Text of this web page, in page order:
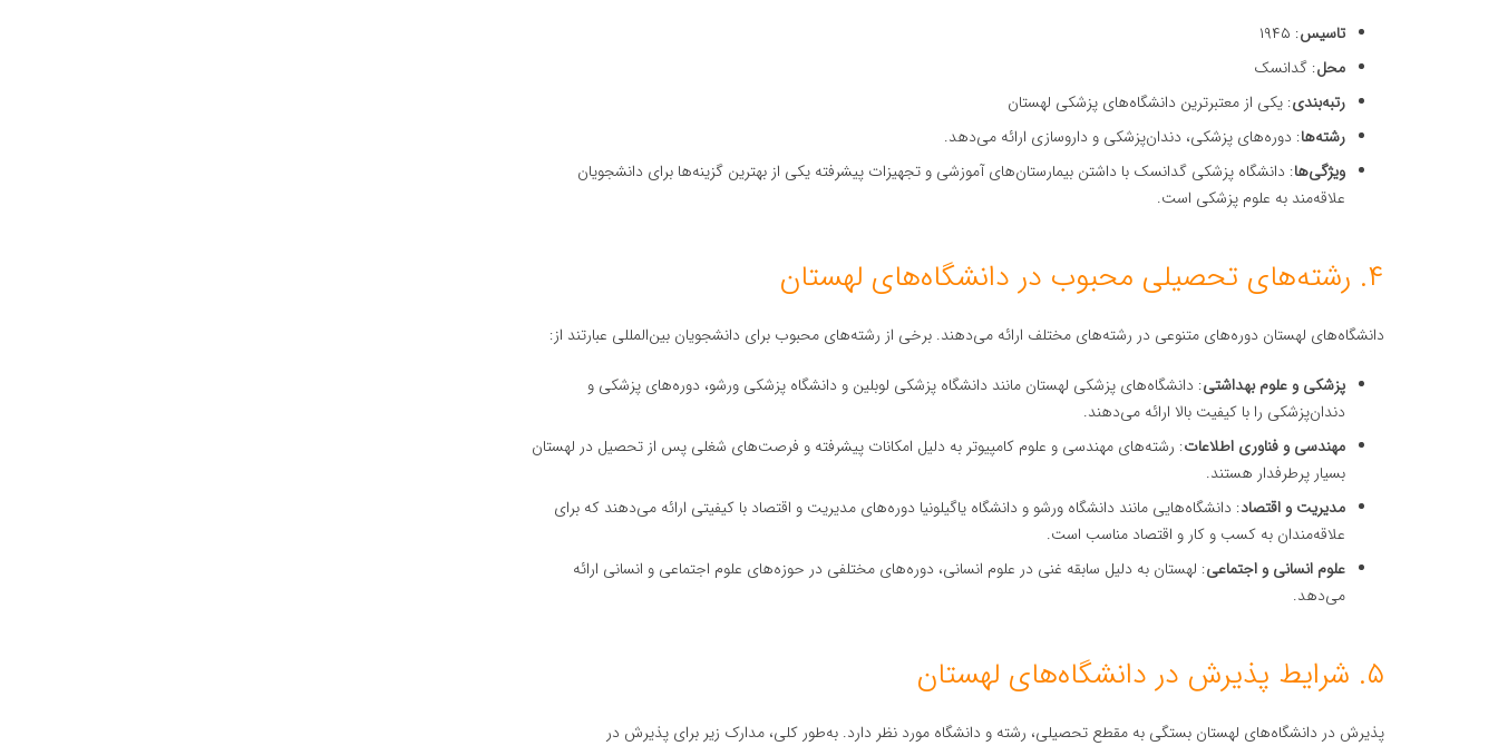
تاسیس: ۱۹۴۵
محل: گدانسک
رتبه‌بندی: یکی از معتبرترین دانشگاه‌های پزشکی لهستان
رشته‌ها: دوره‌های پزشکی، دندان‌پزشکی و داروسازی ارائه می‌دهد.
ویژگی‌ها: دانشگاه پزشکی گدانسک با داشتن بیمارستان‌های آموزشی و تجهیزات پیشرفته یکی از بهترین گزینه‌ها برای دانشجویان
علاقه‌مند به علوم پزشکی است.
۴. رشته‌های تحصیلی محبوب در دانشگاه‌های لهستان
دانشگاه‌های لهستان دوره‌های متنوعی در رشته‌های مختلف ارائه می‌دهند. برخی از رشته‌های محبوب برای دانشجویان بین‌المللی عبارتند از:
پزشکی و علوم بهداشتی: دانشگاه‌های پزشکی لهستان مانند دانشگاه پزشکی لوبلین و دانشگاه پزشکی ورشو، دوره‌های پزشکی و
دندان‌پزشکی را با کیفیت بالا ارائه می‌دهند.
مهندسی و فناوری اطلاعات: رشته‌های مهندسی و علوم کامپیوتر به دلیل امکانات پیشرفته و فرصت‌های شغلی پس از تحصیل در لهستان
بسیار پرطرفدار هستند.
مدیریت و اقتصاد: دانشگاه‌هایی مانند دانشگاه ورشو و دانشگاه یاگیلونیا دوره‌های مدیریت و اقتصاد با کیفیتی ارائه می‌دهند که برای
علاقه‌مندان به کسب و کار و اقتصاد مناسب است.
علوم انسانی و اجتماعی: لهستان به دلیل سابقه غنی در علوم انسانی، دوره‌های مختلفی در حوزه‌های علوم اجتماعی و انسانی ارائه
می‌دهد.
۵. شرایط پذیرش در دانشگاه‌های لهستان
پذیرش در دانشگاه‌های لهستان بستگی به مقطع تحصیلی، رشته و دانشگاه مورد نظر دارد. به‌طور کلی، مدارک زیر برای پذیرش در